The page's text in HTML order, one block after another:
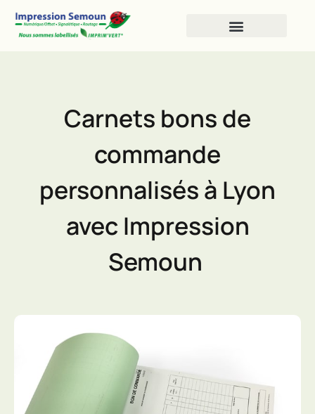
Carnets bons de
commande
personnalisés à Lyon
avec Impression
Semoun